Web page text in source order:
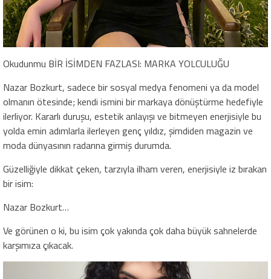
Okudunmu BİR İSİMDEN FAZLASI: MARKA YOLCULUĞU
Nazar Bozkurt, sadece bir sosyal medya fenomeni ya da model
olmanın ötesinde; kendi ismini bir markaya dönüştürme hedefiyle
ilerliyor. Kararlı duruşu, estetik anlayışı ve bitmeyen enerjisiyle bu
yolda emin adımlarla ilerleyen genç yıldız, şimdiden magazin ve
moda dünyasının radarına girmiş durumda.
Güzelliğiyle dikkat çeken, tarzıyla ilham veren, enerjisiyle iz bırakan
bir isim:
Nazar Bozkurt…
Ve görünen o ki, bu isim çok yakında çok daha büyük sahnelerde
karşımıza çıkacak.